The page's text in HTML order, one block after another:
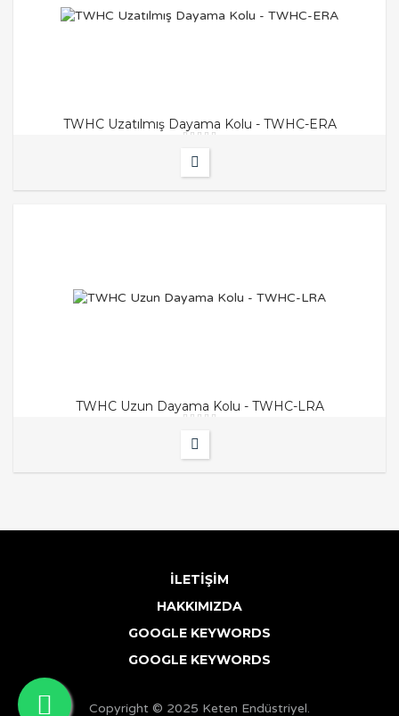
TWHC Uzatılmış Dayama Kolu - TWHC-ERA
TWHC Uzun Dayama Kolu - TWHC-LRA
İLETIŞIM
HAKKIMIZDA
GOOGLE KEYWORDS
GOOGLE KEYWORDS
Copyright © 2025 Keten Endüstriyel.